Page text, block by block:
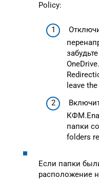
Policy:
leave
папки
folders
Если папки
расположение